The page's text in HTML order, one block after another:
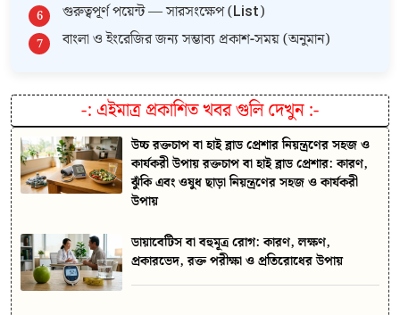
গুরুত্বপূর্ণ পয়েন্ট — সারসংক্ষেপ (List)
বাংলা ও ইংরেজির জন্য সম্ভাব্য প্রকাশ-সময় (অনুমান)
-: এইমাত্র প্রকাশিত খবর গুলি দেখুন:-
উচ্চ রক্তচাপ বা হাই ব্লাড প্রেশার নিয়ন্ত্রণের সহজ ও
কার্যকরী উপায় রক্তচাপ বা হাই ব্লাড প্রেশার: কারণ,
ঝুঁকি এবং ওষুধ ছাড়া নিয়ন্ত্রণের সহজ ও কার্যকরী
উপায়
ডায়াবেটিস বা বহুমূত্র রোগ: কারণ, লক্ষণ,
প্রকারভেদ, রক্ত পরীক্ষা ও প্রতিরোধের উপায়